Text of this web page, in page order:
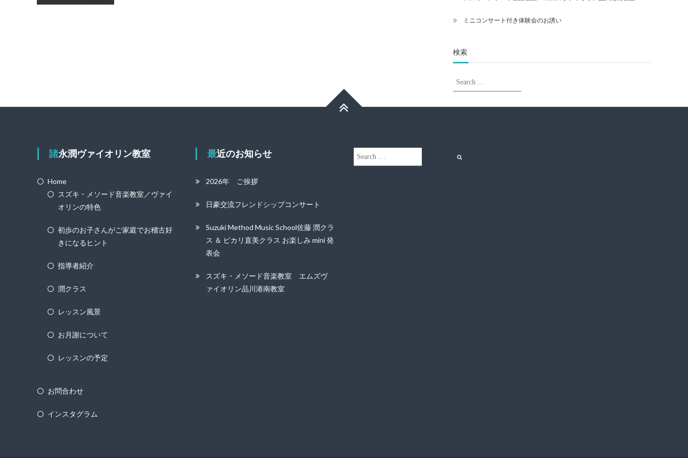
シ
ミニコンサート付き体験会のお誘い
検索
Search
諸永潤ヴァイオリン教室
Home
スズキ・メソード音楽教室／ヴァイ
オリンの特色
初歩のお子さんがご家庭でお稽古好
きになるヒント
指導者紹介
潤クラス
レッスン風景
お月謝について
レッスンの予定
お問合わせ
インスタグラム
最近のお知らせ
2026年 ご挨拶
日豪交流フレンドシップコンサート
Suzuki Method Music School佐藤 潤クラ
ス ＆ ピカリ直美クラス お楽しみ mini 発
表会
スズキ・メソード音楽教室 エムズヴ
ァイオリン品川港南教室
Search
Search